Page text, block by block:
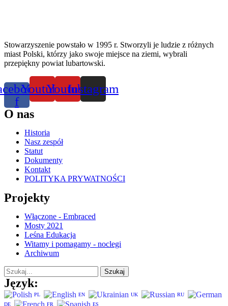
Stowarzyszenie powstało w 1995 r. Stworzyli je ludzie z różnych
miast Polski, którzy jako swoje miejsce na ziemi, wybrali
przepiękny powiat lubartowski.
f
YoutubeYoutubeInstagram
O nas
Historia
Nasz zespół
Statut
Dokumenty
Kontakt
POLITYKA PRYWATNOŚCI
Projekty
Włączone - Embraced
Mosty 2021
Leśna Edukacja
Witamy i pomagamy - noclegi
Archiwum
Szukaj
Język:
PL EN UK
RU
DE
FR ES